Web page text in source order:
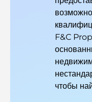
F&C
чтобы